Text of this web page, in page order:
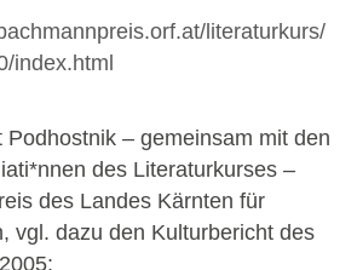
literaturkurs/
index.html
Podhostnik – gemeinsam mit den
des Literaturkurses –
des Landes Kärnten für
vgl. dazu den Kulturbericht des